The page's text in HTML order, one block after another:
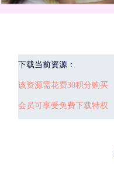
下载当前资源：
该资源需花费30积分购买
会员可享受免费下载特权